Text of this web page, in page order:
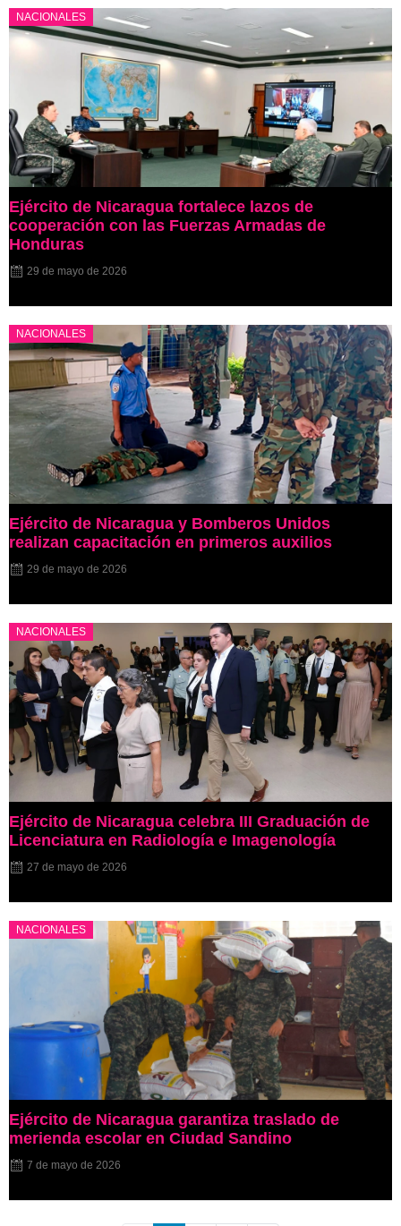
NACIONALES
Ejército de Nicaragua fortalece lazos de
cooperación con las Fuerzas Armadas de
Honduras
29 de mayo de 2026
NACIONALES
Ejército de Nicaragua y Bomberos Unidos
realizan capacitación en primeros auxilios
29 de mayo de 2026
NACIONALES
Ejército de Nicaragua celebra III Graduación de
Licenciatura en Radiología e Imagenología
27 de mayo de 2026
NACIONALES
Ejército de Nicaragua garantiza traslado de
merienda escolar en Ciudad Sandino
7 de mayo de 2026